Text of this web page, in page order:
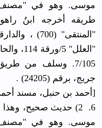
7/105. وسلف من
جريج، برقم (24205) .
[أحمد بن حنبل، مسند أحمد ط
6. 2) حديث صحيح،